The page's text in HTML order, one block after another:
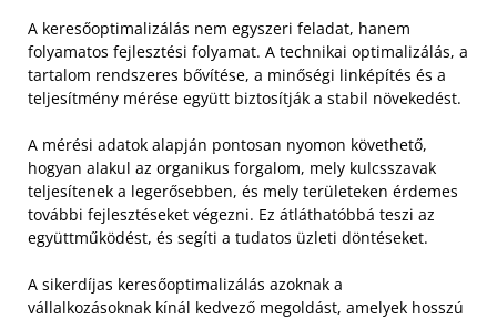
A keresőoptimalizálás nem egyszeri feladat, hanem
folyamatos fejlesztési folyamat. A technikai optimalizálás, a
tartalom rendszeres bővítése, a minőségi linképítés és a
teljesítmény mérése együtt biztosítják a stabil növekedést.
A mérési adatok alapján pontosan nyomon követhető,
hogyan alakul az organikus forgalom, mely kulcsszavak
teljesítenek a legerősebben, és mely területeken érdemes
további fejlesztéseket végezni. Ez átláthatóbbá teszi az
együttműködést, és segíti a tudatos üzleti döntéseket.
A sikerdíjas keresőoptimalizálás azoknak a
vállalkozásoknak kínál kedvező megoldást, amelyek hosszú